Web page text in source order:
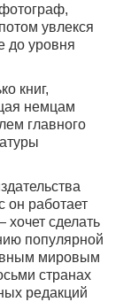
увлекся
до уровня
книг,
немцам
главного
он работает
сделать
популярной
мировым
странах
редакций